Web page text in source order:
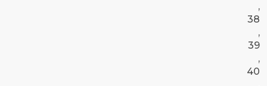
,
38
,
39
,
40